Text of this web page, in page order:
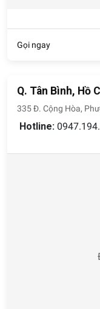
Gọi ngay
Q. Tân Bình, Hồ
335 Đ. Cộng Hòa,
Hotline: